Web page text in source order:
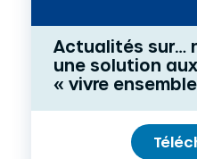
Actualités sur…
une solution
« vivre